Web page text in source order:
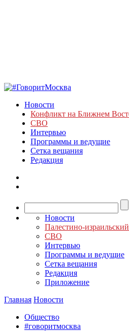
Новости
Конфликт на Ближнем
СВО
Интервью
Программы и ведущие
Сетка вещания
Редакция
Новости
Палестино-
СВО
Интервью
Программы и ведущие
Сетка вещания
Редакция
Приложение
Главная Новости
Общество
#говоритмосква